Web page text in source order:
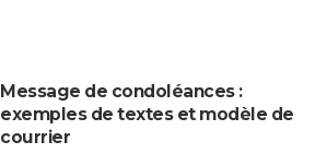
Message de condoléances :
exemples de textes et modèle de
courrier